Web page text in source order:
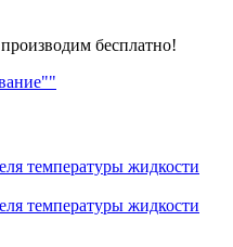
бесплатно!